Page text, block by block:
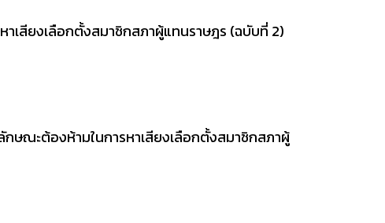
าเสียงเลือกตั้งสมาชิกสภาผู้แทนราษฎร (ฉบับที่ 2)
กษณะต้องห้ามในการหาเสียงเลือกตั้งสมาชิกสภาผู้